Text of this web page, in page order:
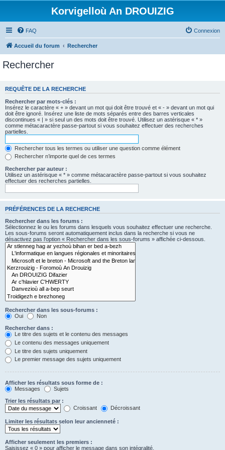
Korvigelloù An DROUIZIG
FAQ Connexion
Accueil du forum Rechercher
Rechercher
REQUÊTE DE LA RECHERCHE
Rechercher par mots-clés :
Insérez le caractère « + » devant un mot qui doit être trouvé et « - » devant un mot qui
doit être ignoré. Insérez une liste de mots séparés entre des barres verticales
discontinues « | » si seul un des mots doit être trouvé. Utilisez un astérisque « * »
comme métacaractère passe-partout si vous souhaitez effectuer des recherches
partielles.
Rechercher tous les termes ou utiliser une question comme élément
Rechercher n’importe quel de ces termes
Rechercher par auteur :
Utilisez un astérisque « * » comme métacaractère passe-partout si vous souhaitez
effectuer des recherches partielles.
PRÉFÉRENCES DE LA RECHERCHE
Rechercher dans les forums :
Sélectionnez le ou les forums dans lesquels vous souhaitez effectuer une recherche.
Les sous-forums seront automatiquement inclus dans la recherche si vous ne
désactivez pas l’option « Rechercher dans les sous-forums » affichée ci-dessous.
Rechercher dans les sous-forums :
Oui
Non
Rechercher dans :
Le titre des sujets et le contenu des messages
Le contenu des messages uniquement
Le titre des sujets uniquement
Le premier message des sujets uniquement
Afficher les résultats sous forme de :
Messages
Sujets
Trier les résultats par :
Croissant
Décroissant
Limiter les résultats selon leur ancienneté :
Afficher seulement les premiers :
Saisissez « 0 » pour afficher le message dans son intégralité.